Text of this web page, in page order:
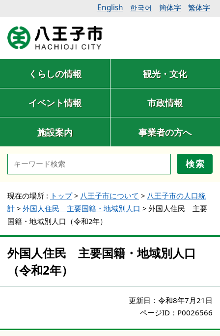
English 한국어 簡体字 繁体字
くらしの情報 観光・文化
イベント情報 市政情報
施設案内 事業者の方へ
検索
現在の場所 : トップ> 八王子市について > 八王子市の人口統
計 > 外国人住民 主要国籍・地域別人口 > 外国人住民 主要
国籍・地域別人口（令和2年）
外国人住民 主要国籍・地域別人口
（令和2年）
更新日： 令和8年7月21日
ページID：P0026566